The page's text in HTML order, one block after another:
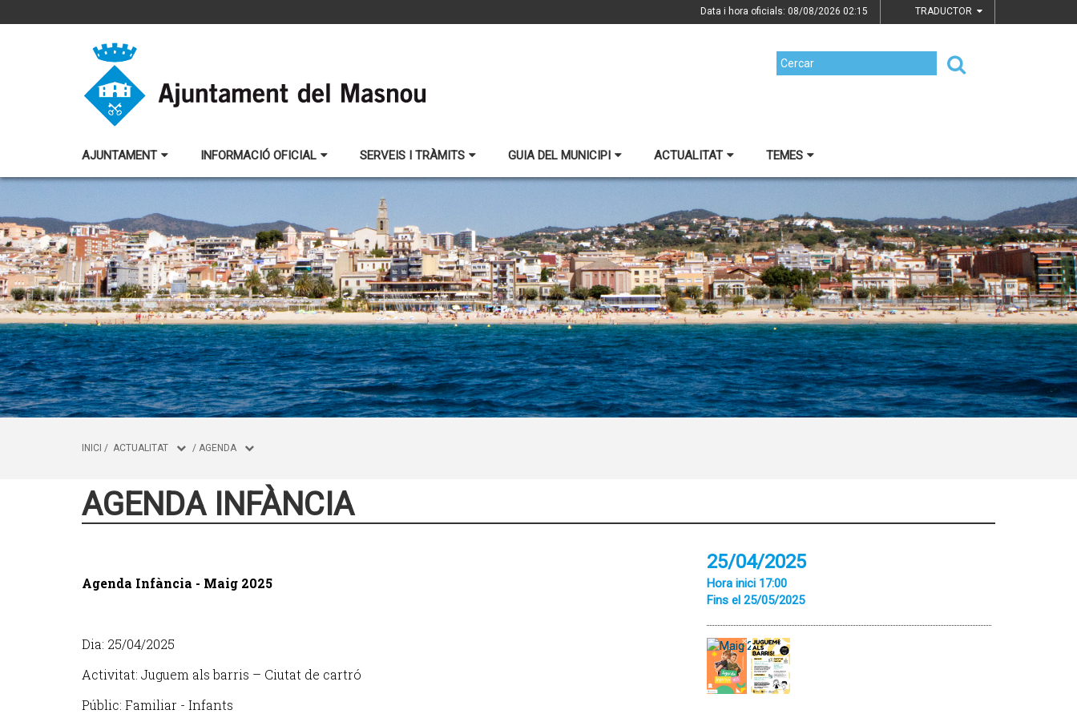
Data i hora oficials: 08/08/2026 02:15 TRADUCTOR
AJUNTAMENT INFORMACIÓ OFICIAL SERVEIS I TRÀMITS GUIA DEL MUNICIPI ACTUALITAT TEMES
INICI / ACTUALITAT / AGENDA
AGENDA INFÀNCIA
Agenda Infància - Maig 2025
Dia: 25/04/2025
Activitat: Juguem als barris – Ciutat de cartró
Públic: Familiar - Infants
25/04/2025
Hora inici 17:00
Fins el 25/05/2025